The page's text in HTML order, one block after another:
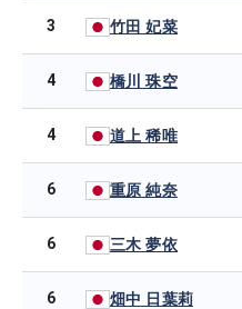
3 竹田 妃菜
4 橋川 珠空
4 道上 稀唯
6 重原 純奈
6 三木 夢依
6 畑中 日葉莉